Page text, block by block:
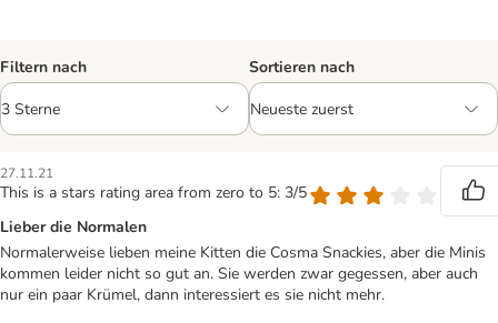
Filtern nach Sortieren nach
27.11.21
This is a stars rating area from zero to 5: 3/5
Lieber die Normalen
Normalerweise lieben meine Kitten die Cosma Snackies, aber die Minis
kommen leider nicht so gut an. Sie werden zwar gegessen, aber auch
nur ein paar Krümel, dann interessiert es sie nicht mehr.